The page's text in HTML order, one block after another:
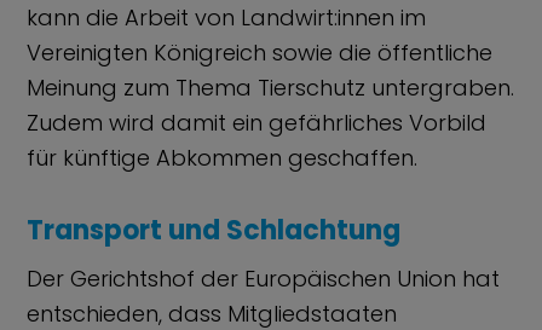
kann die Arbeit von Landwirt:innen im
Vereinigten Königreich sowie die öffentliche
Meinung zum Thema Tierschutz untergraben.
Zudem wird damit ein gefährliches Vorbild
für künftige Abkommen geschaffen.
Transport und Schlachtung
Der Gerichtshof der Europäischen Union hat
entschieden, dass Mitgliedstaaten